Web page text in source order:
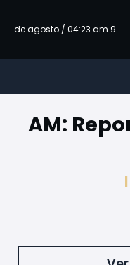
9 de agosto / 04:23 am
AM: